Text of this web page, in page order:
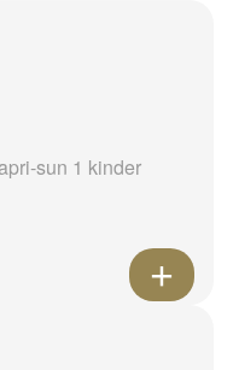
sun 1 kinder